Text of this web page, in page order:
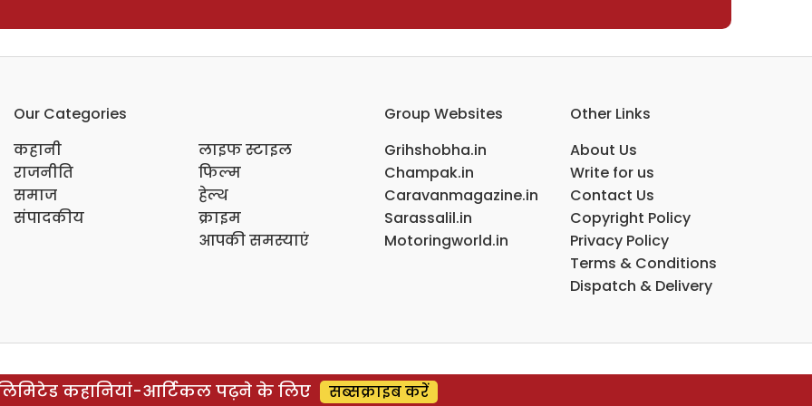
Our Categories
कहानी
राजनीति
समाज
संपादकीय
लाइफ स्टाइल
फिल्म
हेल्थ
क्राइम
आपकी समस्याएं
Group Websites
Grihshobha.in
Champak.in
Caravanmagazine.in
Sarassalil.in
Motoringworld.in
Other Links
About Us
Write for us
Contact Us
Copyright Policy
Privacy Policy
Terms & Conditions
Dispatch & Delivery
कहानियां-आर्टिकल पढ़ने के लिए सब्सक्राइब करें